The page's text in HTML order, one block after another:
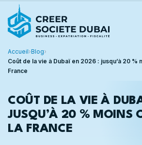
Accueil›Blog›
Coût de la vie à Dubaï en 2026 : jusqu’à 20 %
France
COÛT DE LA VIE À
JUSQU’À 20 % MOINS
LA FRANCE